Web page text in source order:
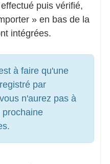
puis vérifié,
» en bas de la
intégrées.
à faire qu'une
par
n'aurez pas à
prochaine